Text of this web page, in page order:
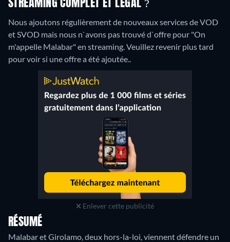
STREAMING COMPLET ET LÉGAL ?
Nous ajoutons régulièrement de nouveaux services de VOD
et SVOD mais nous n`avons pas trouvé d`offre pour "On
m'appelle Malabar" en streaming. Veuillez revenir plus tard
pour voir si une offre a été ajoutée..
Enlever cette publicité
RÉSUMÉ
Malabar et Girolamo, deux hors-la-loi, viennent défendre un